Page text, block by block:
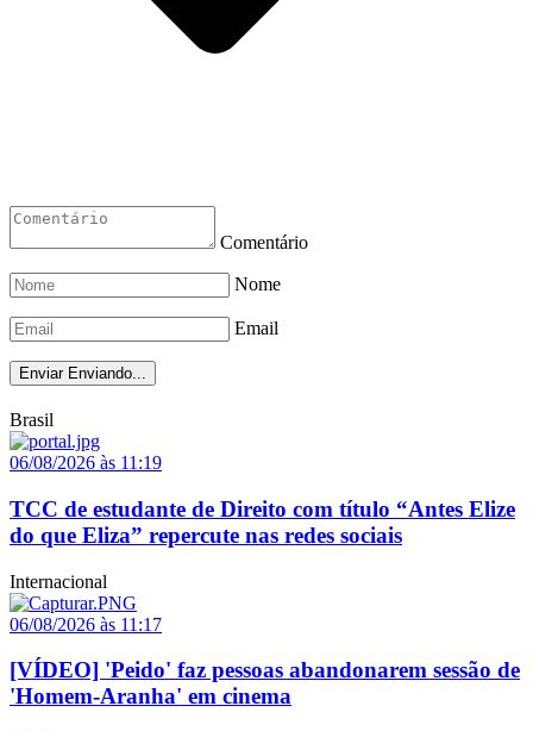
Comentário
Nome
Email
Enviar Enviando...
Brasil
06/08/2026 às 11:19
TCC de estudante de Direito com título “Antes Elize
do que Eliza” repercute nas redes sociais
Internacional
06/08/2026 às 11:17
[VÍDEO] 'Peido' faz pessoas abandonarem sessão de
'Homem-Aranha' em cinema